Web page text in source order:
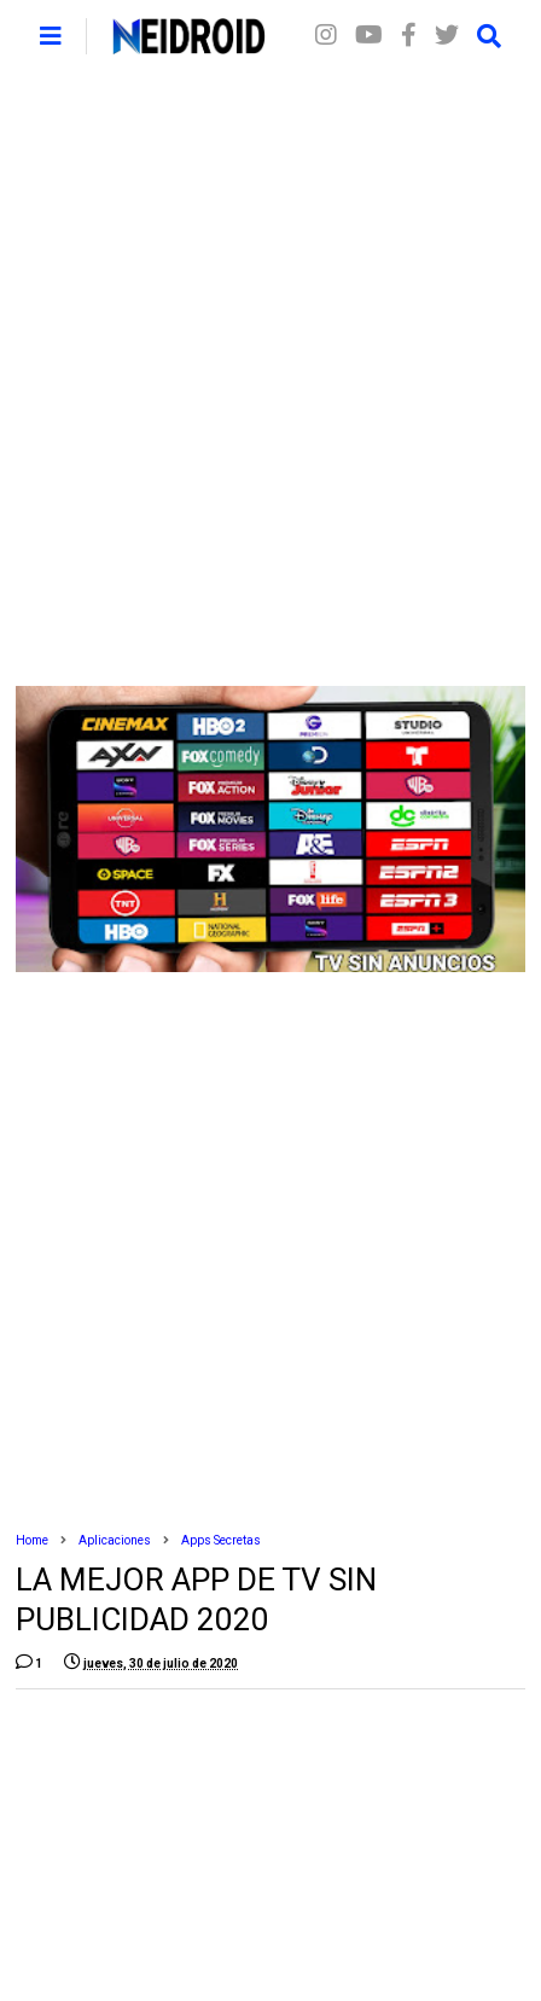
Home Aplicaciones Apps Secretas
LA MEJOR APP DE TV SIN
PUBLICIDAD 2020
1 jueves, 30 de julio de 2020